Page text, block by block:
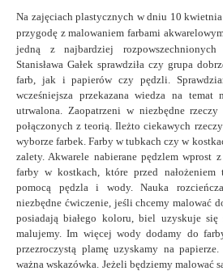
Na zajęciach plastycznych w dniu 10 kwietnia
przygodę z malowaniem farbami
jedną z najbardziej
Stanisława Gałek sprawdziła czy grupa
farb, jak i papierów czy pędzli.
wcześniejsza przekazana wiedza na temat
utrwalona. Zaopatrzeni w niezbędne
połączonych z teorią.Ileżto ciekawych
wyborze farbek. Farby w tubkach czy w
zalety. Akwarele nabierane pędzlem wprost
farby w kostkach, które przed nałożeniem
pomocą pędzla i wody. Nauka
niezbędne ćwiczenie, jeśli chcemy malować
posiadają białego koloru, biel uzyskuje
malujemy. Im więcej wody dodamy do
przezroczystą plamę uzyskamy na papierze.
ważna wskazówka. Jeżeli będziemy malować